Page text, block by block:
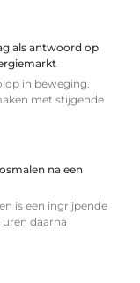
als antwoord op
in beweging.
met stijgende
na een
is een ingrijpende
daarna